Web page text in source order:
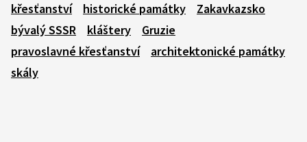
křesťanství
historické památky
Zakavkazsko
bývalý SSSR
kláštery
Gruzie
pravoslavné křesťanství
architektonické památky
skály